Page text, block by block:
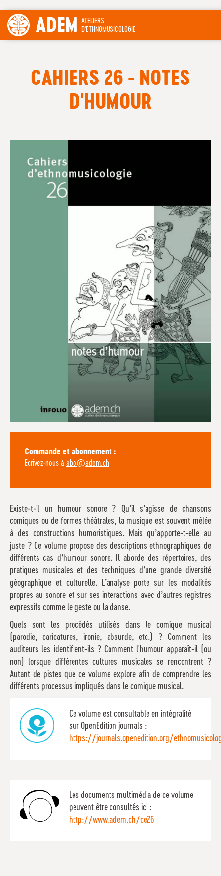
ADEM ATELIERS
D'ETHNOMUSICOLOGIE
CAHIERS 26 - NOTES
D'HUMOUR
Commande et abonnement :
Ecrivez-nous à abo@adem.ch
Existe-t-il un humour sonore ? Qu’il s’agisse de chansons
comiques ou de formes théâtrales, la musique est souvent mêlée
à des constructions humoristiques. Mais qu’apporte-t-elle au
juste ? Ce volume propose des descriptions ethnographiques de
différents cas d’humour sonore. Il aborde des répertoires, des
pratiques musicales et des techniques d’une grande diversité
géographique et culturelle. L’analyse porte sur les modalités
propres au sonore et sur ses interactions avec d’autres registres
expressifs comme le geste ou la danse.
Quels sont les procédés utilisés dans le comique musical
(parodie, caricatures, ironie, absurde, etc.) ? Comment les
auditeurs les identifient-ils ? Comment l'humour apparaît-il (ou
non) lorsque différentes cultures musicales se rencontrent ?
Autant de pistes que ce volume explore afin de comprendre les
différents processus impliqués dans le comique musical.
Ce volume est consultable en intégralité
sur OpenEdition journals :
https://journals.openedition.org/
Les documents multimédia de ce volume
peuvent être consultés ici :
http://www.adem.ch/ce26